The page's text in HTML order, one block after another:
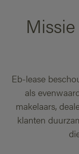
Eb-lease
als
makelaars,
klanten